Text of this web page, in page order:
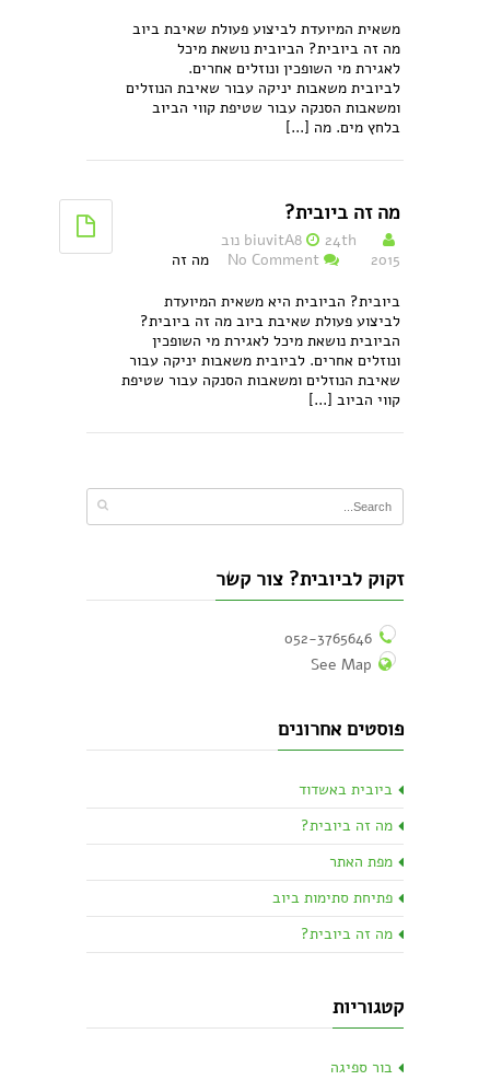
משאית המיועדת לביצוע פעולת שאיבת ביוב
מה זה ביובית? הביובית נושאת מיכל
לאגירת מי השופכין ונוזלים אחרים.
לביובית משאבות יניקה עבור שאיבת הנוזלים
ומשאבות הסנקה עבור שטיפת קווי הביוב
בלחץ מים. מה [...]
מה זה ביובית?
biuvitA8 24th נוב
2015
No Comment
מה זה
ביובית? הביובית היא משאית המיועדת
לביצוע פעולת שאיבת ביוב מה זה ביובית?
הביובית נושאת מיכל לאגירת מי השופכין
ונוזלים אחרים. לביובית משאבות יניקה עבור
שאיבת הנוזלים ומשאבות הסנקה עבור שטיפת
קווי הביוב [...]
זקוק לביובית? צור קשר
052-3765646
See Map
פוסטים אחרונים
ביובית באשדוד
מה זה ביובית?
מפת האתר
פתיחת סתימות ביוב
מה זה ביובית?
קטגוריות
בור ספיגה